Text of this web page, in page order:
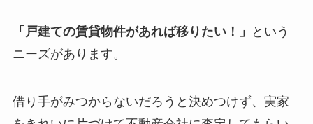
「戸建ての賃貸物件があれば移りたい！」
という
ニーズがあります。
借り手がみつからないだろうと決めつけず、実家